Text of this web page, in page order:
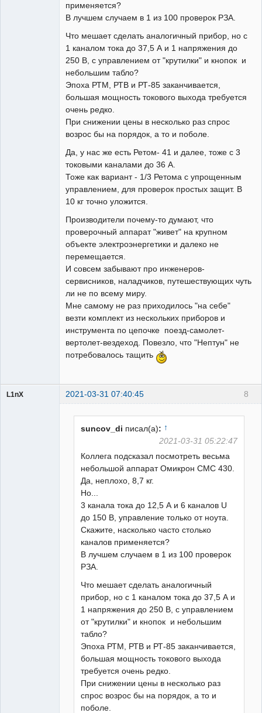
применяется?
В лучшем случаем в 1 из 100 проверок РЗА.
Что мешает сделать аналогичный прибор, но с
1 каналом тока до 37,5 А и 1 напряжения до
250 В, с управлением от "крутилки" и кнопок и
небольшим табло?
Эпоха РТМ, РТВ и РТ-85 заканчивается,
большая мощность токового выхода требуется
очень редко.
При снижении цены в несколько раз спрос
возрос бы на порядок, а то и поболе.
Да, у нас же есть Ретом- 41 и далее, тоже с 3
токовыми каналами до 36 А.
Тоже как вариант - 1/3 Ретома с упрощенным
управлением, для проверок простых защит. В
10 кг точно уложится.
Производители почему-то думают, что
проверочный аппарат "живет" на крупном
объекте электроэнергетики и далеко не
перемещается.
И совсем забывают про инженеров-
сервисников, наладчиков, путешествующих чуть
ли не по всему миру.
Мне самому не раз приходилось "на себе"
везти комплект из нескольких приборов и
инструмента по цепочке поезд-самолет-
вертолет-вездеход. Повезло, что "Нептун" не
потребовалось тащить
8
L1nX 2021-03-31 07:40:45
suncov_di писал(а): ↑
2021-03-31 05:22:47
Коллега подсказал посмотреть весьма
небольшой аппарат Омикрон СМС 430.
Да, неплохо, 8,7 кг.
Но...
3 канала тока до 12,5 А и 6 каналов U
до 150 В, управление только от ноута.
Скажите, насколько часто столько
каналов применяется?
В лучшем случаем в 1 из 100 проверок
РЗА.
Что мешает сделать аналогичный
прибор, но с 1 каналом тока до 37,5 А и
1 напряжения до 250 В, с управлением
от "крутилки" и кнопок и небольшим
табло?
Эпоха РТМ, РТВ и РТ-85 заканчивается,
большая мощность токового выхода
требуется очень редко.
При снижении цены в несколько раз
спрос возрос бы на порядок, а то и
поболе.